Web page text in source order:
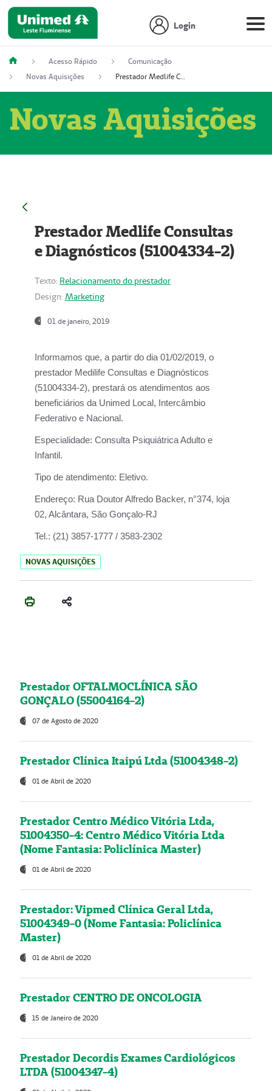
Login
Acesso Rápido
Comunicação
Novas Aquisições
Prestador Medlife Consultas e Diagnósticos (51004334-2)
Novas Aquisições
Prestador Medlife Consultas
e Diagnósticos (51004334-2)
Texto: Relacionamento do prestador
Design: Marketing
01 de janeiro, 2019
Informamos que, a partir do dia 01/02/2019, o
prestador Medilife Consultas e Diagnósticos
(51004334-2), prestará os atendimentos aos
beneficiários da Unimed Local, Intercâmbio
Federativo e Nacional.
Especialidade: Consulta Psiquiátrica Adulto e
Infantil.
Tipo de atendimento: Eletivo.
Endereço: Rua Doutor Alfredo Backer, n°374, loja
02, Alcântara, São Gonçalo-RJ
Tel.: (21) 3857-1777 / 3583-2302
NOVAS AQUISIÇÕES
Prestador OFTALMOCLÍNICA SÃO
GONÇALO (55004164-2)
07 de Agosto de 2020
Prestador Clínica Itaipú Ltda (51004348-2)
01 de Abril de 2020
Prestador Centro Médico Vitória Ltda,
51004350-4: Centro Médico Vitória Ltda
(Nome Fantasia: Policlínica Master)
01 de Abril de 2020
Prestador: Vipmed Clínica Geral Ltda,
51004349-0 (Nome Fantasia: Policlínica
Master)
01 de Abril de 2020
Prestador CENTRO DE ONCOLOGIA
15 de Janeiro de 2020
Prestador Decordis Exames Cardiológicos
LTDA (51004347-4)